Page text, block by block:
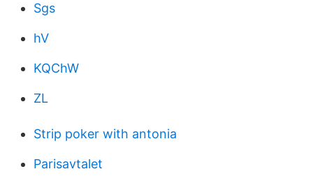
Sgs
hV
KQChW
ZL
Strip poker with antonia
Parisavtalet